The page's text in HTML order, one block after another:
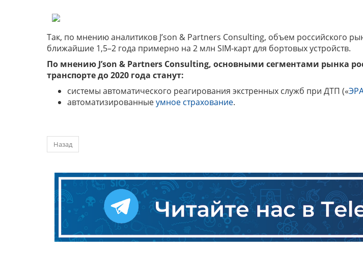
Так, по мнению аналитиков J’son & Partners Consulting, объем российского
ближайшие 1,5–2 года примерно на 2 млн SIM-карт для бортовых устройств.
По мнению J’son & Partners Consulting, основными сегментами рынка
транспорте до 2020 года станут:
системы автоматического реагирования экстренных служб при ДТП («
автоматизированныеумное страхование.
Назад